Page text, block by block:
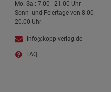
Mo.-Sa.: 7.00 - 21.00 Uhr
Sonn- und Feiertage von 8.00 -
20.00 Uhr
info@kopp-verlag.de
FAQ